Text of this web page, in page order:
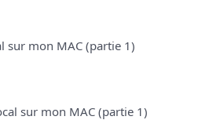
sur mon MAC (partie 1)